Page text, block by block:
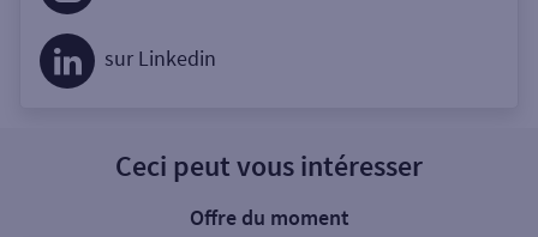
sur Linkedin
Ceci peut vous intéresser
Offre du moment